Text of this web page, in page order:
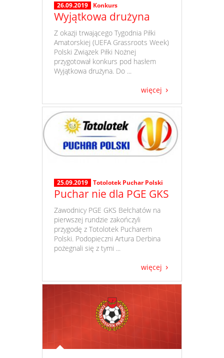
26.09.2019 Konkurs
Wyjątkowa drużyna
​ Z okazji trwającego Tygodnia Piłki
Amatorskiej (UEFA Grassroots Week)
Polski Związek Piłki Nożnej
przygotował konkurs pod hasłem
Wyjątkowa drużyna. Do ...
więcej
25.09.2019 Totolotek Puchar Polski
Puchar nie dla PGE GKS
​ Zawodnicy PGE GKS Bełchatów na
pierwszej rundzie zakończyli
przygodę z Totolotek Pucharem
Polski. Podopieczni Artura Derbina
pożegnali się z tymi ...
więcej